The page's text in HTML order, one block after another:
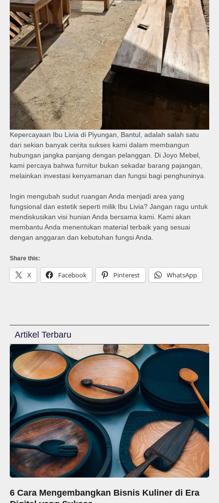
Kepercayaan Ibu Livia di Piyungan, Bantul, adalah salah satu
dari sekian banyak cerita sukses kami dalam membangun
hubungan jangka panjang dengan pelanggan. Di Joyo Mebel,
kami percaya bahwa furnitur bukan sekadar barang pajangan,
melainkan investasi kenyamanan dan fungsi bagi penghuninya.
Ingin mengubah sudut ruangan Anda menjadi area yang
fungsional dan estetik seperti milik Ibu Livia? Jangan ragu untuk
mendiskusikan visi hunian Anda bersama kami. Kami akan
membantu Anda menentukan material terbaik yang sesuai
dengan anggaran dan kebutuhan fungsi Anda.
Share this:
X Facebook Pinterest WhatsApp
Artikel Terbaru
6 Cara Mengembangkan Bisnis Kuliner di Era